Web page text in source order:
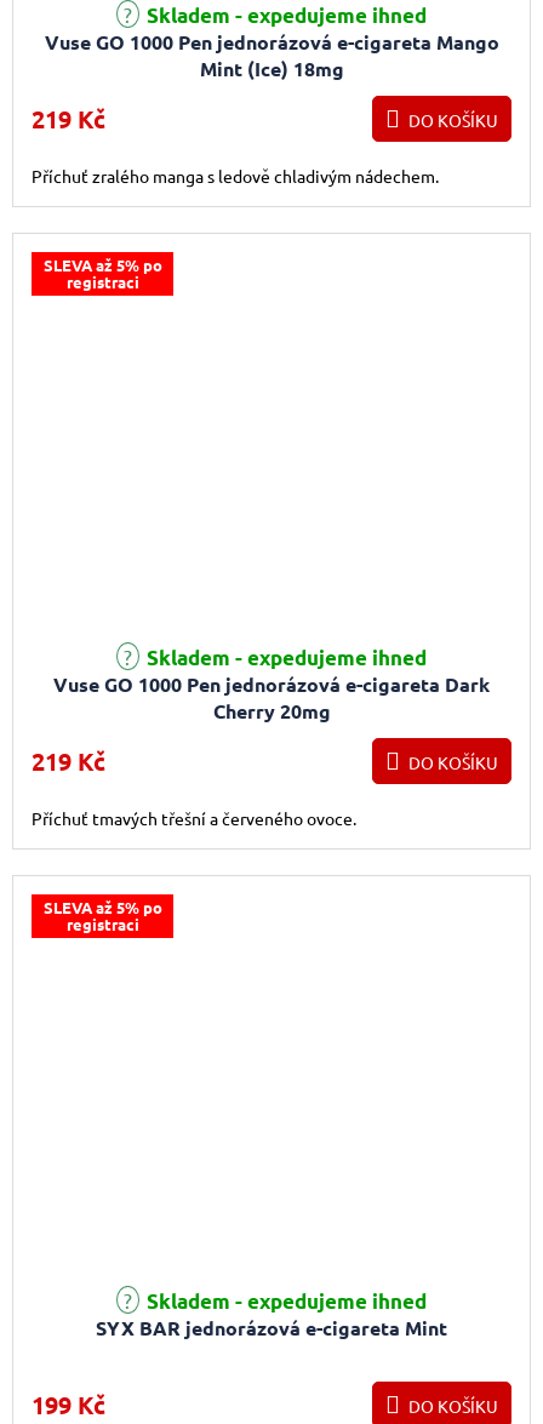
Vuse GO 1000 Pen jednorázová e-cigareta Mango
Mint (Ice) 18mg
Skladem - expedujeme ihned
219 Kč DO KOŠÍKU
Příchuť zralého manga s ledově chladivým nádechem.
SLEVA až 5% po
registraci
Vuse GO 1000 Pen jednorázová e-cigareta Dark
Cherry 20mg
Průměrné hodnocení produktu je 3,0 z 5 hvězdiček.
Skladem - expedujeme ihned
219 Kč DO KOŠÍKU
Příchuť tmavých třešní a červeného ovoce.
SLEVA až 5% po
registraci
SYX BAR jednorázová e-cigareta Mint
Skladem - expedujeme ihned
199 Kč DO KOŠÍKU